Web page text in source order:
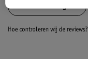
Hoe controleren wij de reviews?